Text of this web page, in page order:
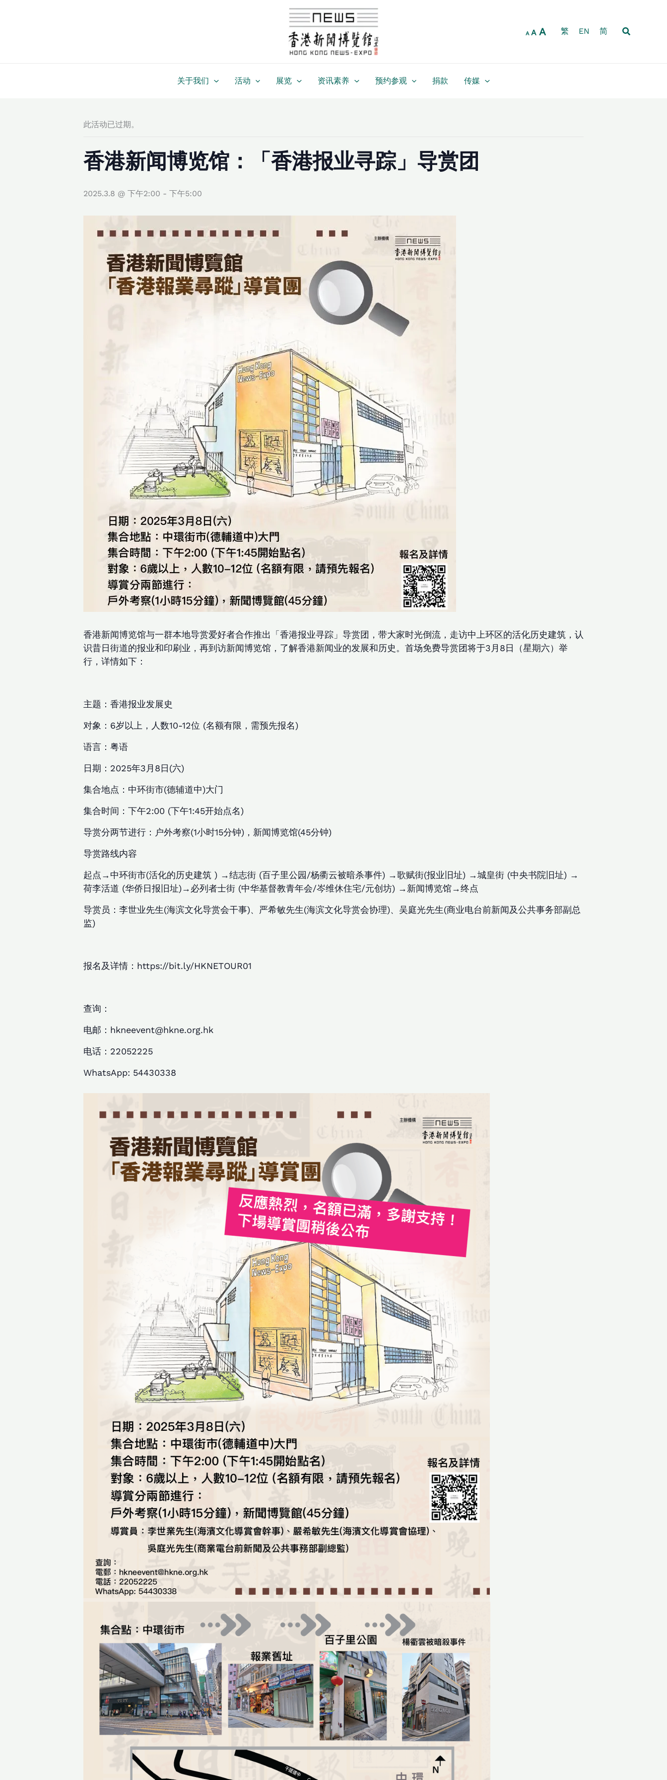
Asize.
Asize.
Asize.
繁 EN 简
搜
关于我们 活动 展览 资讯素养 预约参观 捐款 传媒
此活动已过期。
香港新闻博览馆：「香港报业寻踪」导赏团
2025.3.8 @ 下午2:00 - 下午5:00
香港新闻博览馆与一群本地导赏爱好者合作推出「香港报业寻踪」导赏团，带大家时光倒流，走访中上环区的活化历史建筑，认
识昔日街道的报业和印刷业，再到访新闻博览馆，了解香港新闻业的发展和历史。首场免费导赏团将于3月8日（星期六）举
行，详情如下：
主题：香港报业发展史
对象：6岁以上，人数10-12位 (名额有限，需预先报名)
语言：粤语
日期：2025年3月8日(六)
集合地点：中环街市(德辅道中)大门
集合时间：下午2:00 (下午1:45开始点名)
导赏分两节进行：户外考察(1小时15分钟)，新闻博览馆(45分钟)
导赏路线内容
起点→中环街市(活化的历史建筑 ) →结志街 (百子里公园/杨衢云被暗杀事件) →歌赋街(报业旧址) →城皇街 (中央书院旧址) →
荷李活道 (华侨日报旧址)→必列者士街 (中华基督教青年会/岑维休住宅/元创坊) →新闻博览馆→终点
导赏员：李世业先生(海滨文化导赏会干事)、严希敏先生(海滨文化导赏会协理)、吴庭光先生(商业电台前新闻及公共事务部副总
监)
报名及详情：https://bit.ly/HKNETOUR01
查询：
电邮：hkneevent@hkne.org.hk
电话：22052225
WhatsApp: 54430338​